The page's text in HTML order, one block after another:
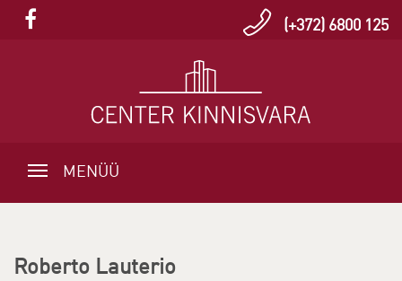
(+372) 6800 125
MENÜÜ
Roberto Lauterio